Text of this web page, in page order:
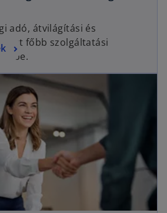
adó, átvilágítási és
főbb szolgáltatási
be.